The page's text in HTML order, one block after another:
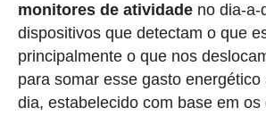
monitores de atividadeno dia-a-
dispositivos que detectam o que
principalmente o que nos
para somar esse gasto energético
dia, estabelecido com base em